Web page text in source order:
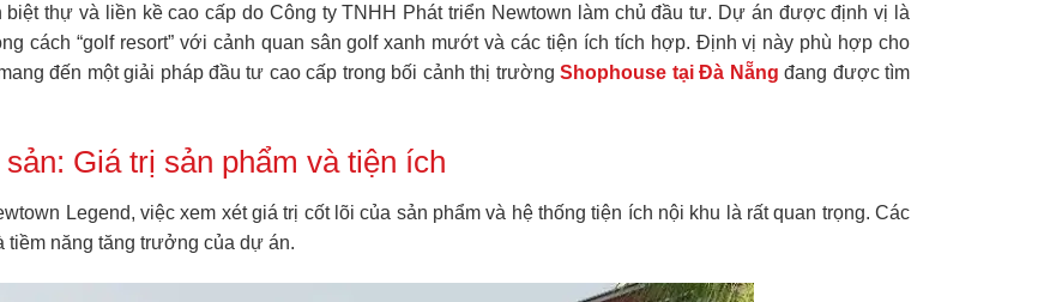
thự và liền kề cao cấp do Công ty TNHH Phát triển Newtown làm chủ đầu tư. Dự án được định vị là
cách “golf resort” với cảnh quan sân golf xanh mướt và các tiện ích tích hợp. Định vị này phù hợp cho
đến một giải pháp đầu tư cao cấp trong bối cảnh thị trườngShophouse tại Đà Nẵng đang được tìm
Giá trị sản phẩm và tiện ích
Legend, việc xem xét giá trị cốt lõi của sản phẩm và hệ thống tiện ích nội khu là rất quan trọng. Các
tiềm năng tăng trưởng của dự án.